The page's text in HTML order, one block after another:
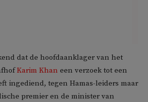
dat de hoofdaanklager van het
Karim Khan een verzoek tot een
ingediend, tegen Hamas-leiders maar
premier en de minister van